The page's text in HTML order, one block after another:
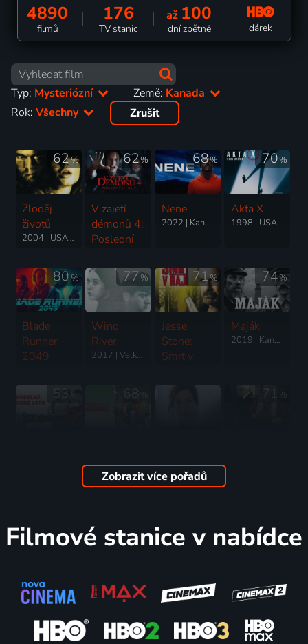
4890
filmů
176
TV stanic
až 100
dní zpětně dárek
Typ: Mysteriózní Země: Kanada
Rok: Všechny Zrušit
62%
Zloděj
životů
2004 | USA, Kanada | Thriller, Krimi, Mysteriózní
62%
V zajetí
démonů 4:
Poslední
2025 | USA, Kanada | Mysteriózní, Horor, Thriller
68%
Nene
2022 | Kanada, Japonsko, USA | Science Fiction, Horor, Mysteriózní, Thriller
70%
Akta X
1998 | USA, Kanada | Thriller, Akční, Drama, Mysteriózní, Science Fiction
80%
Blade
Runner
2049
77%
Wind
River
2017 | Velká Británie, Kanada, USA | Thriller, Drama, Krimi, Mysteriózní
71%
Jesse
Stone:
Smrt v
74%
Maják
2019 | Kanada, USA | Horor, Drama, Fantasy, Mysteriózní, Thriller
53 68
2024 | USA, Kanada | Komedie, Dobrodružný, Drama, Mysteriózní, Romantický
71
filmu
2022 | Irsko, USA, Čína, Austrálie, Kanada, Taiwan, Mexiko, Jižní Korea, Dánsko | Komedie, Animovaný, Dobrodružný, Hudební, Mysteriózní
2020 | Kanada | Komedie, Drama, Krimi, Mysteriózní
McGregor:
Případ pro
vinaře
2024 | USA, Kanada | Krimi, Mysteriózní
58% 56% 51% 55
Zobrazit více pořadů
Filmové stanice v nabídce